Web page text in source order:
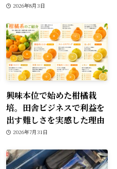
2026年8月3日
興味本位で始めた柑橘栽
培。田舎ビジネスで利益を
出す難しさを実感した理由
2026年7月31日